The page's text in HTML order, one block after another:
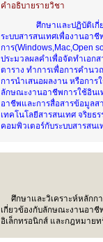
คำอธิบายรายวิชา
ศึกษาและปฏิบัติเกี่
ระบบสารสนเทศเพื่องานอา
การ(Windows,Mac,Open
ประมวลผลคำเพื่อจัดทำเอก
ตาราง ทำการเพื่อการคำน
การนำเสนอผลงาน หรือการ
ลักษณะงานอาชีพการใช้อิน
อาชีพและการสื่อสารข้อมูลส
เทคโนโลยีสารสนเทศ จริยธ
คอมพิวเตอร์กับระบบสารสน
ศึกษาและวิเคราะห์หลักก
เกี่ยวข้องกับลักษณะงานอา
อิเล็กทรอนิกส์ และกฎหมาย